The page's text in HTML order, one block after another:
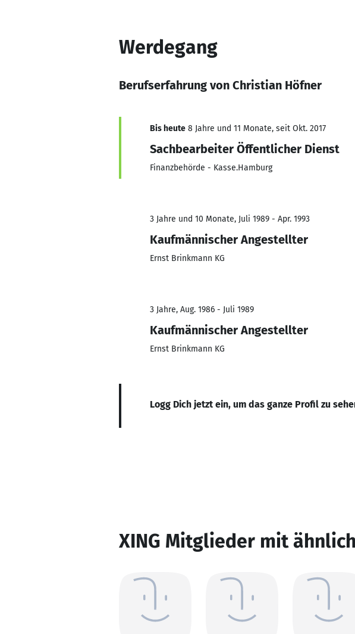
Werdegang
Berufserfahrung von Christian Höfner
Bis heute 8 Jahre und 11 Monate, seit Okt. 2017
Sachbearbeiter Öffentlicher Dienst
Finanzbehörde - Kasse.Hamburg
3 Jahre und 10 Monate, Juli 1989 - Apr. 1993
Kaufmännischer Angestellter
Ernst Brinkmann KG
3 Jahre, Aug. 1986 - Juli 1989
Kaufmännischer Angestellter
Ernst Brinkmann KG
Logg Dich jetzt ein, um das ganze Profil zu
XING Mitglieder mit